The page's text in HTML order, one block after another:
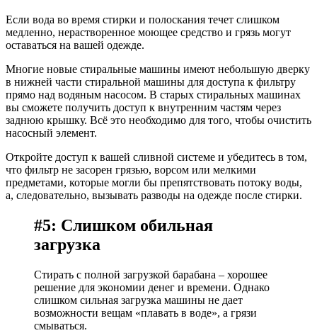
Если вода во время стирки и полоскания течет слишком
медленно, нерастворенное моющее средство и грязь могут
оставаться на вашей одежде.
Многие новые стиральные машины имеют небольшую дверку
в нижней части стиральной машины для доступа к фильтру
прямо над водяным насосом. В старых стиральных машинах
вы сможете получить доступ к внутренним частям через
заднюю крышку. Всё это необходимо для того, чтобы очистить
насосный элемент.
Откройте доступ к вашей сливной системе и убедитесь в том,
что фильтр не засорен грязью, ворсом или мелкими
предметами, которые могли бы препятствовать потоку воды,
а, следовательно, вызывать разводы на одежде после стирки.
#5: Слишком обильная
загрузка
Стирать с полной загрузкой барабана – хорошее
решение для экономии денег и времени. Однако
слишком сильная загрузка машины не дает
возможности вещам «плавать в воде», а грязи
смываться.